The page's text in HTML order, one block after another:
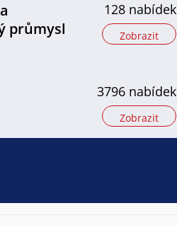
průmysl
128 nabídek
Zobrazit
3796 nabídek
Zobrazit